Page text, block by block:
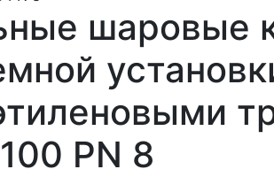
шаровые
PN 8